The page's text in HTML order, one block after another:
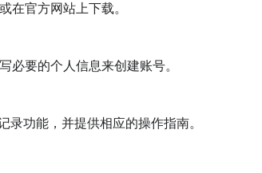
在官方网站上下载。
必要的个人信息来创建账号。
功能，并提供相应的操作指南。